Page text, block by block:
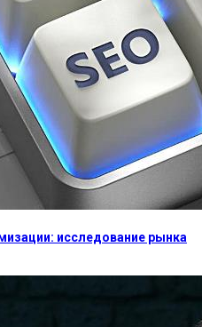
исследование рынка